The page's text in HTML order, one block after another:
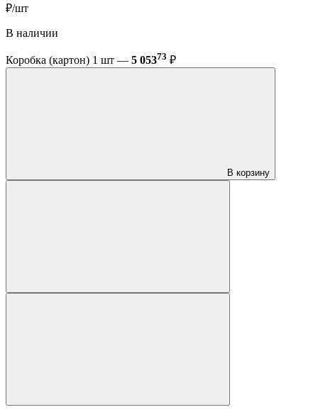
₽/шт
В наличии
Коробка (картон) 1 шт — 5 05373 ₽
В корзину